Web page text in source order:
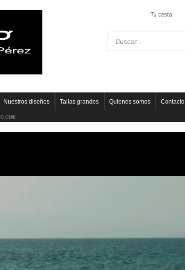
Tu cesta
Nuestros diseños Tallas grandes Quienes somos Contacto
0,00€